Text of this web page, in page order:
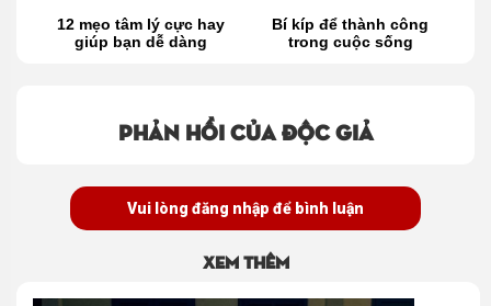
12 mẹo tâm lý cực hay
giúp bạn dễ dàng
Bí kíp để thành công
trong cuộc sống
Phản hồi của độc giả
Vui lòng đăng nhập để bình luận
Xem thêm